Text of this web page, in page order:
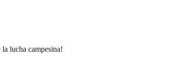
lucha campesina!